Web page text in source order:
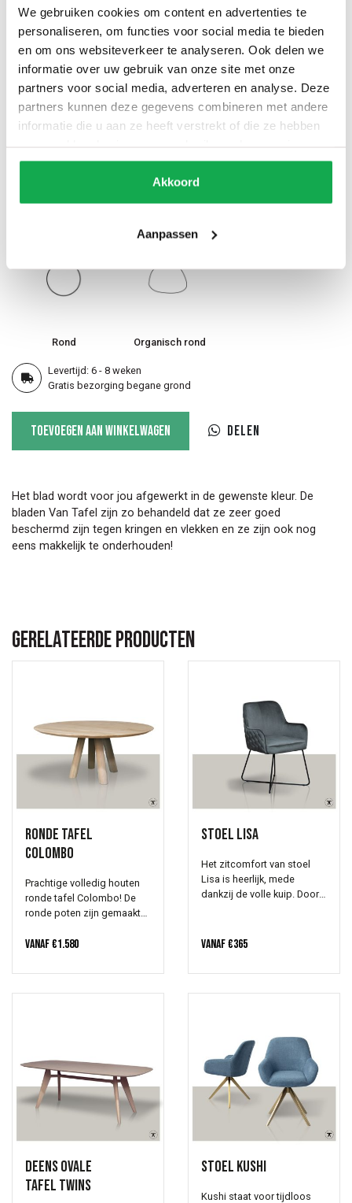
We gebruiken cookies om content en advertenties te
personaliseren, om functies voor social media te bieden
en om ons websiteverkeer te analyseren. Ook delen we
informatie over uw gebruik van onze site met onze
partners voor social media, adverteren en analyse. Deze
partners kunnen deze gegevens combineren met andere
informatie die u aan ze heeft verstrekt of die ze hebben
Akkoord
Aanpassen
60 Stub facet 60 Slant facet Half rond
Vorm tafelblad
Rond Organisch rond
Levertijd: 6 - 8 weken
Gratis bezorging begane grond
tafel
Corro
Toevoegen aan winkelwagen Delen
Het blad wordt voor jou afgewerkt in de gewenste kleur. De
bladen Van Tafel zijn zo behandeld dat ze zeer goed
beschermd zijn tegen kringen en vlekken en ze zijn ook nog
eens makkelijk te onderhouden!
Gerelateerde producten
Ronde tafel
Colombo
Prachtige volledig houten
ronde tafel Colombo! De
ronde poten zijn gemaakt
zorgen voor een krachtige,
afwerking alsook de kleur
worden bij de 'lengte'.
Vanaf€1.580
Stoel Lisa
Het zitcomfort van stoel
Lisa is heerlijk, mede
dankzij de volle kuip. Door
geschikt voor verschillende
Vanaf€365
Deens ovale
tafel Twins
Stoel Kushi
Kushi staat voor tijdloos